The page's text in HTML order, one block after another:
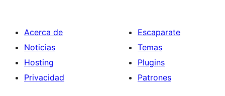
Acerca de
Noticias
Hosting
Privacidad
Escaparate
Temas
Plugins
Patrones